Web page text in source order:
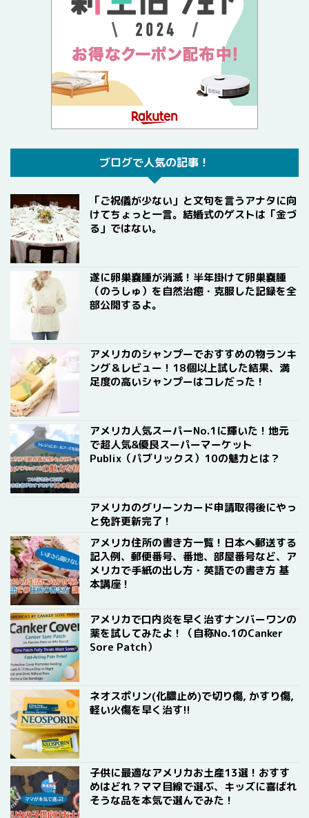
ブログで人気の記事！
「ご祝儀が少ない」と文句を言うアナタに向
けてちょっと一言。結婚式のゲストは「金づ
る」ではない。
遂に卵巣嚢腫が消滅！半年掛けて卵巣嚢腫
（のうしゅ）を自然治癒・克服した記録を全
部公開するよ。
アメリカのシャンプーでおすすめの物ランキ
ング＆レビュー！18個以上試した結果、満
足度の高いシャンプーはコレだった！
アメリカ人気スーパーNo.1に輝いた！地元
で超人気&優良スーパーマーケット
Publix（パブリックス）10の魅力とは？
アメリカのグリーンカード申請取得後にやっ
と免許更新完了！
アメリカ住所の書き方一覧！日本へ郵送する
記入例、郵便番号、番地、部屋番号など、ア
メリカで手紙の出し方・英語での書き方 基
本講座！
アメリカで口内炎を早く治すナンバーワンの
薬を試してみたよ！（自称No.1のCanker
Sore Patch）
ネオスポリン(化膿止め)で切り傷, かすり傷,
軽い火傷を早く治す!!
子供に最適なアメリカお土産13選！おすす
めはどれ？ママ目線で選ぶ、キッズに喜ばれ
そうな品を本気で選んでみた！